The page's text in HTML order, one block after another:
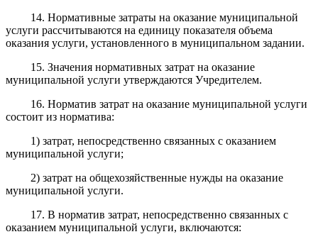
14. Нормативные затраты на оказание муниципальной
услуги рассчитываются на единицу показателя объема
оказания услуги, установленного в муниципальном задании.
15. Значения нормативных затрат на оказание
муниципальной услуги утверждаются Учредителем.
16. Норматив затрат на оказание муниципальной услуги
состоит из норматива:
1) затрат, непосредственно связанных с оказанием
муниципальной услуги;
2) затрат на общехозяйственные нужды на оказание
муниципальной услуги.
17. В норматив затрат, непосредственно связанных с
оказанием муниципальной услуги, включаются: